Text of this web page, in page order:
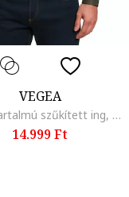
VEGEA
Pamuttartalmú szűkített ing, Sötét khaki
14.999 Ft